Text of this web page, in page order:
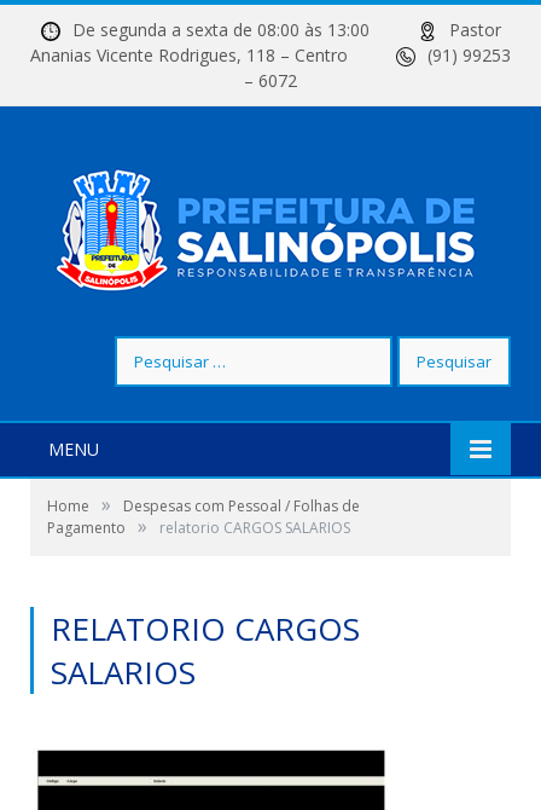
De segunda a sexta de 08:00 às 13:00
Pastor
Ananias Vicente Rodrigues, 118 – Centro
(91) 99253
– 6072
por:
MENU
Home »
Despesas com Pessoal / Folhas de
Pagamento
» relatorio CARGOS SALARIOS
RELATORIO CARGOS
SALARIOS